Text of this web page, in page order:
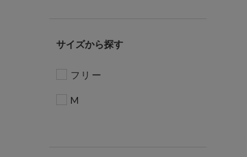
サイズ
フリー
M